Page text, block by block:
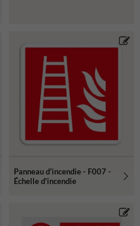
Panneau d'incendie - F007 -
Échelle d'incendie